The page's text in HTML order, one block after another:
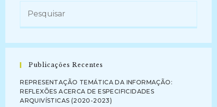
Publicações Recentes
REPRESENTAÇÃO TEMÁTICA DA INFORMAÇÃO:
REFLEXÕES ACERCA DE ESPECIFICIDADES
ARQUIVÍSTICAS (2020-2023)